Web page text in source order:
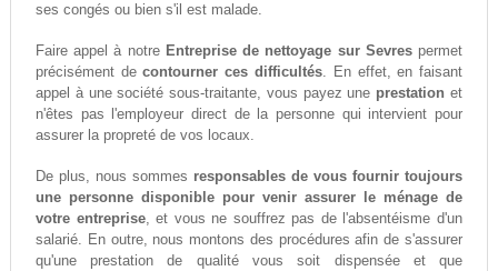
ses congés ou bien s'il est malade.
Faire appel à notre Entreprise de nettoyage sur Sevrespermet
précisément decontourner ces difficultés. En effet, en faisant
appel à une société sous-traitante, vous payez une prestation et
n'êtes pas l'employeur direct de la personne qui intervient pour
assurer la propreté de vos locaux.
De plus, nous sommes responsables de vous fournir toujours
une personne disponible pour venir assurer le ménage de
votre entreprise, et vous ne souffrez pas de l'absentéisme d'un
salarié. En outre, nous montons des procédures afin de s'assurer
qu'une prestation de qualité vous soit dispensée et que